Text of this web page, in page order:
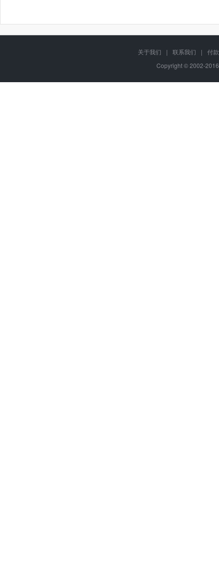
关于我们 | 联系我们 |
付
Copyright © 2002-